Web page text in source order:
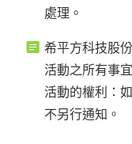
處理。
希平方科技股
活動之所有事
活動的權利：
不另行通知。